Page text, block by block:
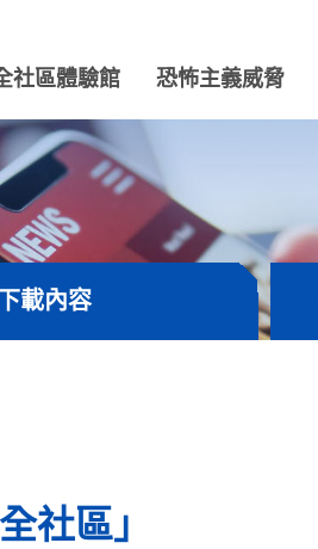
社區體驗館 恐怖主義威脅
載內容
社區」